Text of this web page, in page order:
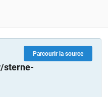
Parcourir la source
sterne-